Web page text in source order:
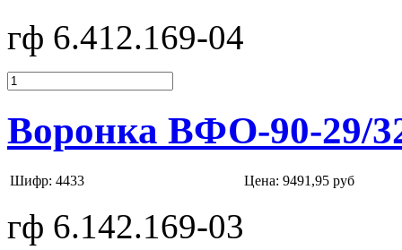
гф 6.412.169-04
Воронка ВФО-90-29/
Шифр: 4433 Цена: 9491,95 руб
гф 6.142.169-03